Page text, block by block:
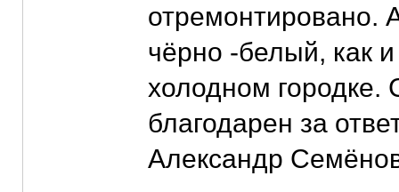
отремонтировано.
чёрно -белый, как
холодном городке.
благодарен за
Александр